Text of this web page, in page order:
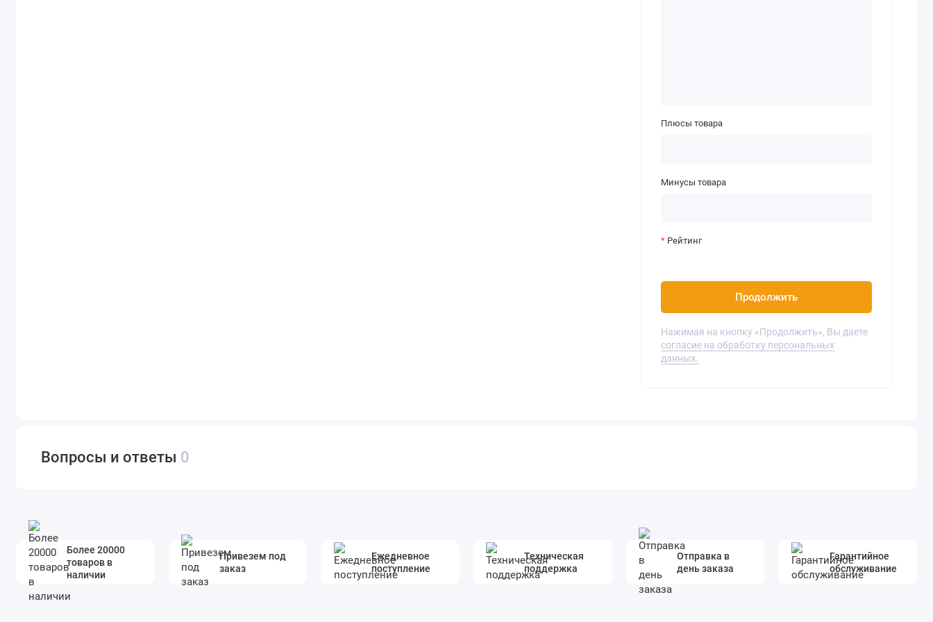
Плюсы товара
Минусы товара
Рейтинг
Продолжить
Нажимая на кнопку «Продолжить», Вы даете
согласие на обработку персональных
данных.
Вопросы и ответы 0
Более 20000
товаров в
наличии
Привезем под
заказ
Ежедневное
поступление
Техническая
поддержка
Отправка в
день заказа
Гарантийное
обслуживание